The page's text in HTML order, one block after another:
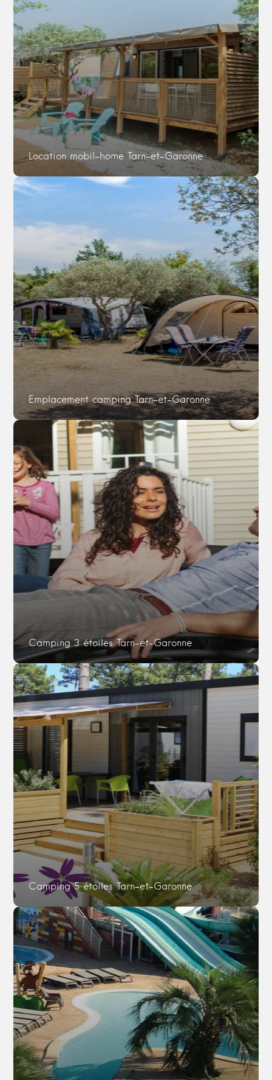
Location mobil-home Tarn-et-Garonne
Emplacement camping Tarn-et-Garonne
Camping 3 étoiles Tarn-et-Garonne
Camping 5 étoiles Tarn-et-Garonne